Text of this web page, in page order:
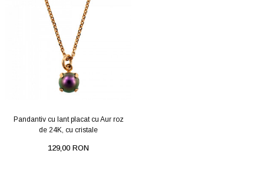
Pandantiv cu lant placat cu Aur roz
de 24K, cu cristale
129,00 RON